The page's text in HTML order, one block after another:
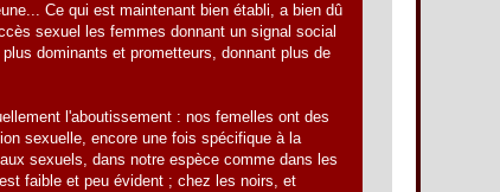
Ce qui est maintenant bien établi, a bien dû
sexuel les femmes donnant un signal social
dominants et prometteurs, donnant plus de
l'aboutissement : nos femelles ont des
sexuelle, encore une fois spécifique à la
sexuels, dans notre espèce comme dans les
faible et peu évident ; chez les noirs, et